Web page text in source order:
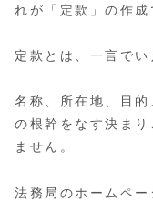
れが「定款」の作成
定款とは、一言で
名称、所在地、目
の根幹をなす決ま
ません。
法務局のホームペ